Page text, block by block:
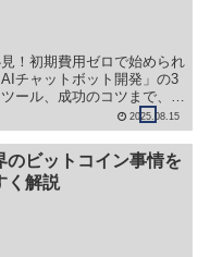
！初期費用ゼロで始められ
チャットボット開発」の3
ール、成功のコツまで、素
2025.08.15
のビットコイン事情を
く解説